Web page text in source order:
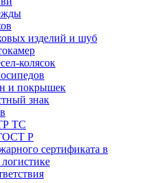
изделий и шуб
колясок
и покрышек
знак
ТС
Р
сертификата в